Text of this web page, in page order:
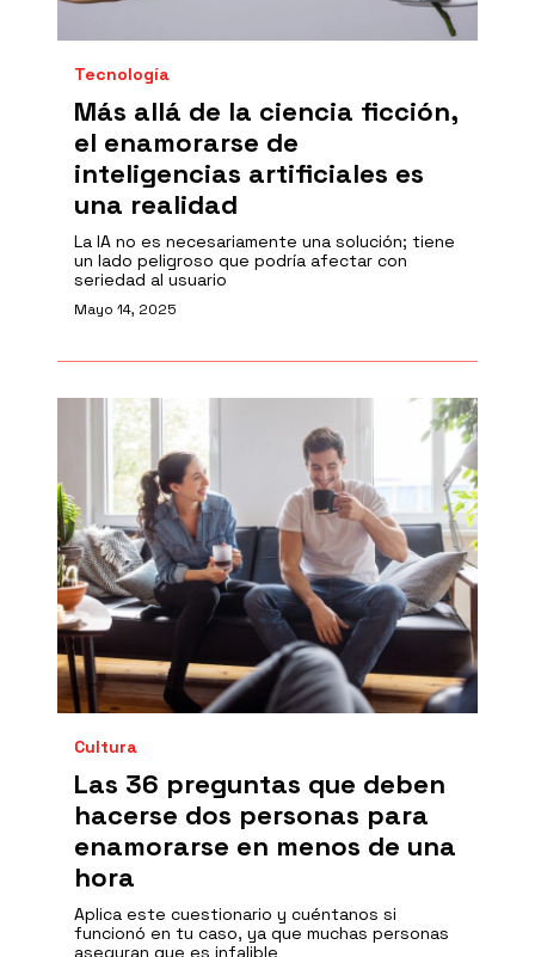
Tecnología
Más allá de la ciencia ficción,
el enamorarse de
inteligencias artificiales es
una realidad
La IA no es necesariamente una solución; tiene
un lado peligroso que podría afectar con
seriedad al usuario
Mayo 14, 2025
Cultura
Las 36 preguntas que deben
hacerse dos personas para
enamorarse en menos de una
hora
Aplica este cuestionario y cuéntanos si
funcionó en tu caso, ya que muchas personas
aseguran que es infalible